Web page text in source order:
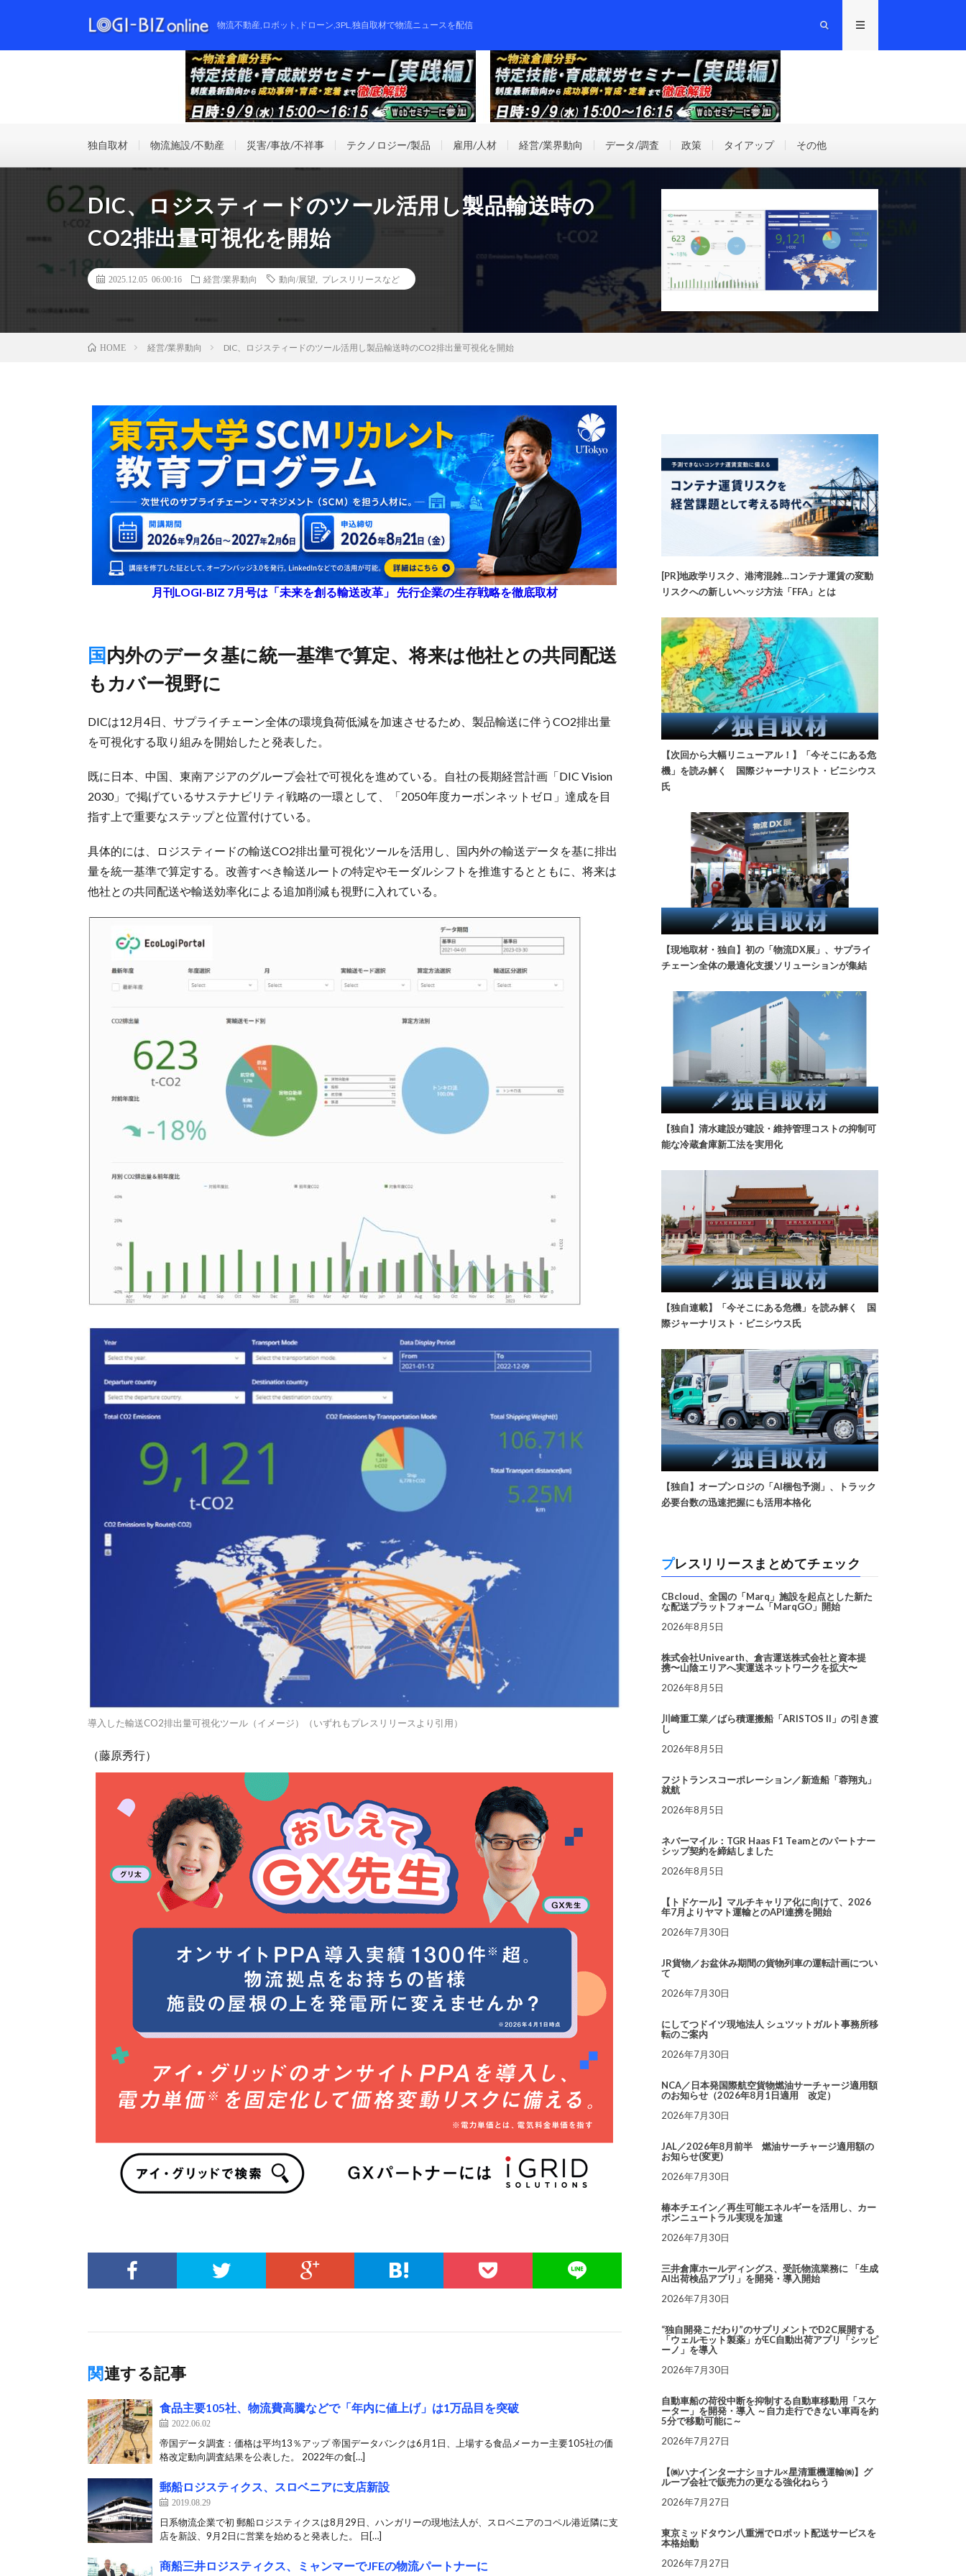
物流不動産,ロボット,ドローン,3PL,独自取材で物流ニュースを配信
独自取材 物流施設/不動産 災害/事故/不祥事 テクノロジー/製品 雇用/人材 経営/業界動向 データ/調査 政策 タイアップ その他
DIC、ロジスティードのツール活用し製品輸送時の
CO2排出量可視化を開始
2025.12.05 06:00:16 経営/業界動向 動向/展望 プレスリリースなど
HOME 経営/業界動向 DIC、ロジスティードのツール活用し製品輸送時のCO2排出量可視化を開始
月刊LOGI-BIZ 7月号は「未来を創る輸送改革」 先行企業の生存戦略を徹底取材
国内外のデータ基に統一基準で算定、将来は他社との共同配送
もカバー視野に
DICは12月4日、サプライチェーン全体の環境負荷低減を加速させるため、製品輸送に伴うCO2排出量
を可視化する取り組みを開始したと発表した。
既に日本、中国、東南アジアのグループ会社で可視化を進めている。自社の長期経営計画「DIC Vision
2030」で掲げているサステナビリティ戦略の一環として、「2050年度カーボンネットゼロ」達成を目
指す上で重要なステップと位置付けている。
具体的には、ロジスティードの輸送CO2排出量可視化ツールを活用し、国内外の輸送データを基に排出
量を統一基準で算定する。改善すべき輸送ルートの特定やモーダルシフトを推進するとともに、将来は
他社との共同配送や輸送効率化による追加削減も視野に入れている。
導入した輸送CO2排出量可視化ツール（イメージ）（いずれもプレスリリースより引用）
（藤原秀行）
関連する記事
食品主要105社、物流費高騰などで「年内に値上げ」は1万品目を突破
2022.06.02
帝国データ調査：価格は平均13％アップ 帝国データバンクは6月1日、上場する食品メーカー主要105社の価
格改定動向調査結果を公表した。 2022年の食[…]
郵船ロジスティクス、スロベニアに支店新設
2019.08.29
日系物流企業で初 郵船ロジスティクスは8月29日、ハンガリーの現地法人が、スロベニアのコペル港近隣に支
店を新設、9月2日に営業を始めると発表した。 日[…]
商船三井ロジスティクス、ミャンマーでJFEの物流パートナーに
[PR]地政学リスク、港湾混雑…コンテナ運賃の変動
リスクへの新しいヘッジ方法「FFA」とは
【次回から大幅リニューアル！】「今そこにある危
機」を読み解く 国際ジャーナリスト・ビニシウス
氏
【現地取材・独自】初の「物流DX展」、サプライ
チェーン全体の最適化支援ソリューションが集結
【独自】清水建設が建設・維持管理コストの抑制可
能な冷蔵倉庫新工法を実用化
【独自連載】「今そこにある危機」を読み解く 国
際ジャーナリスト・ビニシウス氏
【独自】オープンロジの「AI梱包予測」、トラック
必要台数の迅速把握にも活用本格化
プレスリリースまとめてチェック
CBcloud、全国の「Marq」施設を起点とした新た
な配送プラットフォーム「MarqGO」開始
2026年8月5日
株式会社Univearth、倉吉運送株式会社と資本提
携〜山陰エリアへ実運送ネットワークを拡大〜
2026年8月5日
川崎重工業／ばら積運搬船「ARISTOS II」の引き渡
し
2026年8月5日
フジトランスコーポレーション／新造船「蓉翔丸」
就航
2026年8月5日
ネバーマイル：TGR Haas F1 Teamとのパートナー
シップ契約を締結しました
2026年8月5日
【トドケール】マルチキャリア化に向けて、2026
年7月よりヤマト運輸とのAPI連携を開始
2026年7月30日
JR貨物／お盆休み期間の貨物列車の運転計画につい
て
2026年7月30日
にしてつドイツ現地法人 シュツットガルト事務所移
転のご案内
2026年7月30日
NCA／日本発国際航空貨物燃油サーチャージ適用額
のお知らせ（2026年8月1日適用 改定）
2026年7月30日
JAL／2026年8月前半 燃油サーチャージ適用額の
お知らせ(変更)
2026年7月30日
椿本チエイン／再生可能エネルギーを活用し、カー
ボンニュートラル実現を加速
2026年7月30日
三井倉庫ホールディングス、受託物流業務に 「生成
AI出荷検品アプリ」を開発・導入開始
2026年7月30日
“独自開発こだわり”のサプリメントでD2C展開する
「ウェルモット製薬」がEC自動出荷アプリ「シッピ
ーノ」を導入
2026年7月30日
自動車船の荷役中断を抑制する自動車移動用「スケ
ーター」を開発・導入 ～自力走行できない車両を約
5分で移動可能に～
2026年7月27日
【㈱ハナインターナショナル×星清重機運輸㈱】グ
ループ会社で販売力の更なる強化ねらう
2026年7月27日
東京ミッドタウン八重洲でロボット配送サービスを
本格始動
2026年7月27日